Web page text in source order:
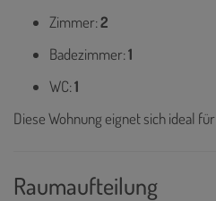
Zimmer:2
Badezimmer:1
WC:1
Diese Wohnung eignet sich ideal für
Raumaufteilung